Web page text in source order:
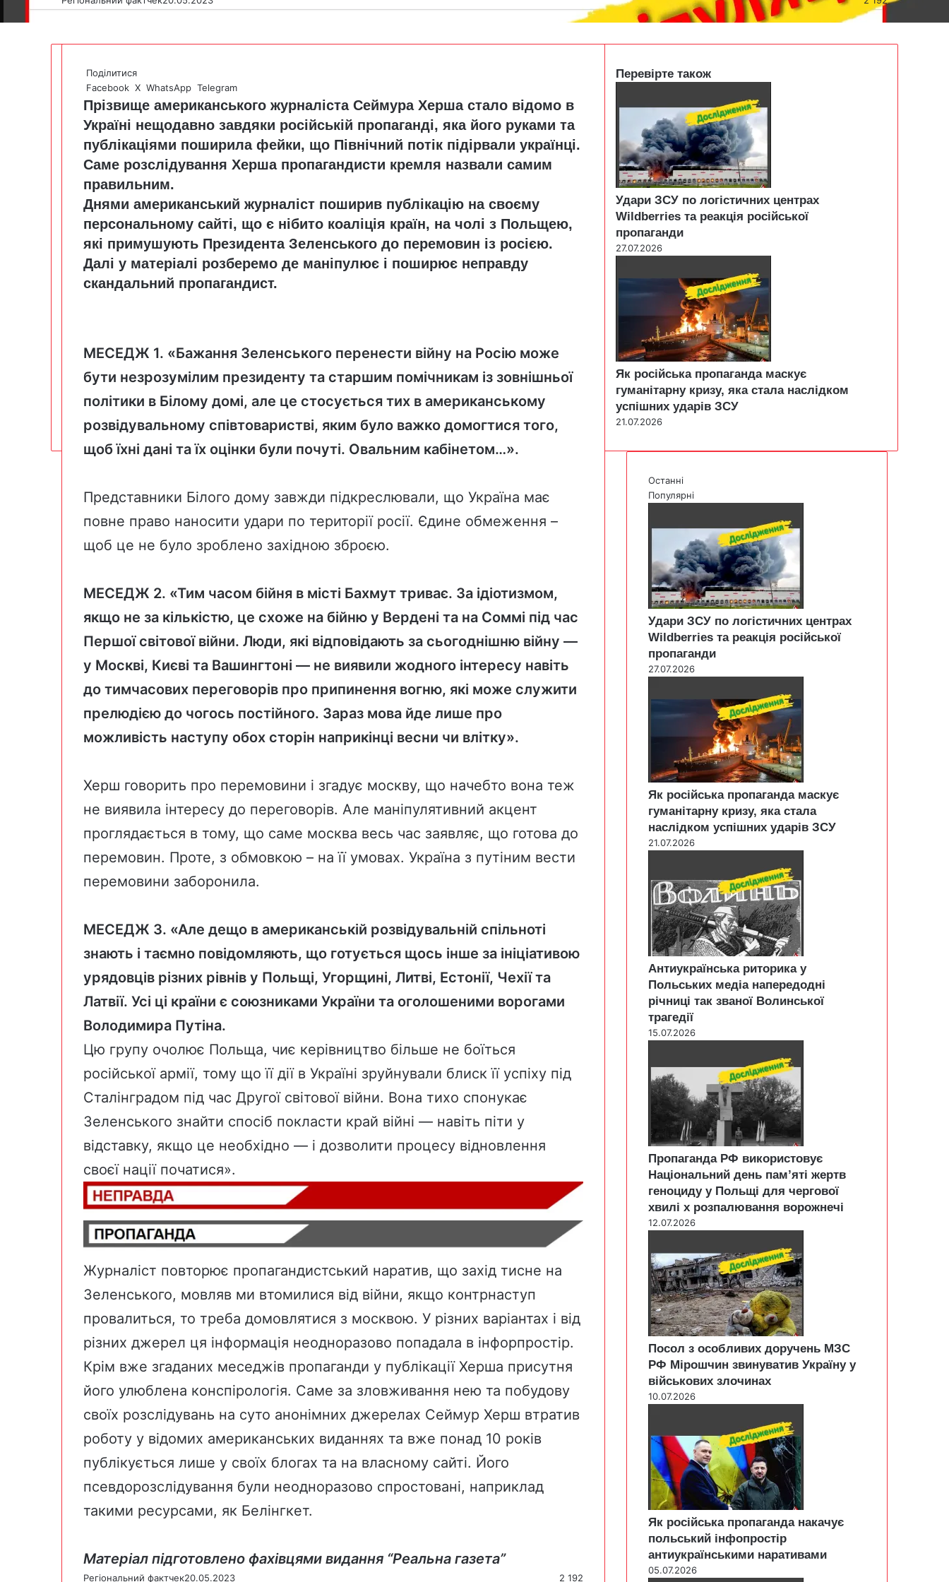
Поділитися
Facebook X WhatsApp Telegram
Прізвище американського журналіста Сеймура Херша стало відомо в
Україні нещодавно завдяки російській пропаганді, яка його руками та
публікаціями поширила фейки, що Північний потік підірвали українці.
Саме розслідування Херша пропагандисти кремля назвали самим
правильним.
Днями американський журналіст поширив публікацію на своєму
персональному сайті, що є нібито коаліція країн, на чолі з Польщею,
які примушують Президента Зеленського до перемовин із росією.
Далі у матеріалі розберемо де маніпулює і поширює неправду
скандальний пропагандист.
МЕСЕДЖ 1. «Бажання Зеленського перенести війну на Росію може
бути незрозумілим президенту та старшим помічникам із зовнішньої
політики в Білому домі, але це стосується тих в американському
розвідувальному співтоваристві, яким було важко домогтися того,
щоб їхні дані та їх оцінки були почуті. Овальним кабінетом…».
Представники Білого дому завжди підкреслювали, що Україна має
повне право наносити удари по території росії. Єдине обмеження –
щоб це не було зроблено західною зброєю.
МЕСЕДЖ 2. «Тим часом бійня в місті Бахмут триває. За ідіотизмом,
якщо не за кількістю, це схоже на бійню у Вердені та на Соммі під час
Першої світової війни. Люди, які відповідають за сьогоднішню війну —
у Москві, Києві та Вашингтоні — не виявили жодного інтересу навіть
до тимчасових переговорів про припинення вогню, які може служити
прелюдією до чогось постійного. Зараз мова йде лише про
можливість наступу обох сторін наприкінці весни чи влітку».
Херш говорить про перемовини і згадує москву, що начебто вона теж
не виявила інтересу до переговорів. Але маніпулятивний акцент
проглядається в тому, що саме москва весь час заявляє, що готова до
перемовин. Проте, з обмовкою – на її умовах. Україна з путіним вести
перемовини заборонила.
МЕСЕДЖ 3. «Але дещо в американській розвідувальній спільноті
знають і таємно повідомляють, що готується щось інше за ініціативою
урядовців різних рівнів у Польщі, Угорщині, Литві, Естонії, Чехії та
Латвії. Усі ці країни є союзниками України та оголошеними ворогами
Володимира Путіна.
Цю групу очолює Польща, чиє керівництво більше не боїться
російської армії, тому що її дії в Україні зруйнували блиск її успіху під
Сталінградом під час Другої світової війни. Вона тихо спонукає
Зеленського знайти спосіб покласти край війні — навіть піти у
відставку, якщо це необхідно — і дозволити процесу відновлення
своєї нації початися».
Журналіст повторює пропагандистський наратив, що захід тисне на
Зеленського, мовляв ми втомилися від війни, якщо контрнаступ
провалиться, то треба домовлятися з москвою. У різних варіантах і від
різних джерел ця інформація неодноразово попадала в інфорпростір.
Крім вже згаданих меседжів пропаганди у публікації Херша присутня
його улюблена конспірологія. Саме за зловживання нею та побудову
своїх розслідувань на суто анонімних джерелах Сеймур Херш втратив
роботу у відомих американських виданнях та вже понад 10 років
публікується лише у своїх блогах та на власному сайті. Його
псевдорозслідування були неодноразово спростовані, наприклад
такими ресурсами, як Белінгкет.
Матеріал підготовлено фахівцями видання “Реальна газета”
Регіональний фактчек20.05.2023
2 192
Перевірте також
Удари ЗСУ по логістичних центрах
Wildberries та реакція російської
пропаганди
27.07.2026
Як російська пропаганда маскує
гуманітарну кризу, яка стала наслідком
успішних ударів ЗСУ
21.07.2026
Останні
Популярні
Удари ЗСУ по логістичних центрах
Wildberries та реакція російської
пропаганди
27.07.2026
Як російська пропаганда маскує
гуманітарну кризу, яка стала
наслідком успішних ударів ЗСУ
21.07.2026
Антиукраїнська риторика у
Польських медіа напередодні
річниці так званої Волинської
трагедії
15.07.2026
Пропаганда РФ використовує
Національний день пам’яті жертв
геноциду у Польщі для чергової
хвилі х розпалювання ворожнечі
12.07.2026
Посол з особливих доручень МЗС
РФ Мірошчин звинуватив Україну у
військових злочинах
10.07.2026
Як російська пропаганда накачує
польський інфопростір
антиукраїнськими наративами
05.07.2026